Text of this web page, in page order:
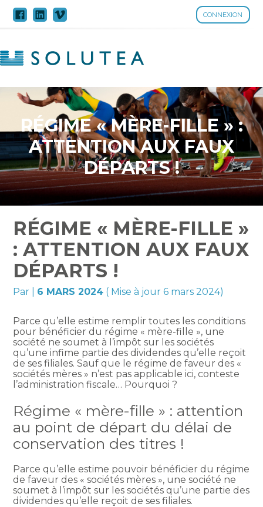
CONNEXION
Aller
RÉGIME « MÈRE-FILLE » :
ATTENTION AUX FAUX
DÉPARTS !
RÉGIME « MÈRE-FILLE »
: ATTENTION AUX FAUX
DÉPARTS !
Par 6 MARS 2024 ( Mise à jour 6 mars 2024)
Parce qu’elle estime remplir toutes les conditions
pour bénéficier du régime « mère-fille », une
société ne soumet à l’impôt sur les sociétés
qu’une infime partie des dividendes qu’elle reçoit
de ses filiales. Sauf que le régime de faveur des «
sociétés mères » n’est pas applicable ici, conteste
l’administration fiscale… Pourquoi ?
Régime « mère-fille » : attention
au point de départ du délai de
conservation des titres !
Parce qu’elle estime pouvoir bénéficier du régime
de faveur des « sociétés mères », une société ne
soumet à l’impôt sur les sociétés qu’une partie des
dividendes qu’elle reçoit de ses filiales.